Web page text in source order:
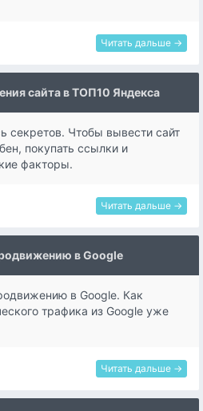
Читать дальше →
сайта в ТОП10 Яндекса
секретов. Чтобы вывести сайт
покупать ссылки и
факторы.
Читать дальше →
в Google
в Google. Как
трафика из Google уже
Читать дальше →